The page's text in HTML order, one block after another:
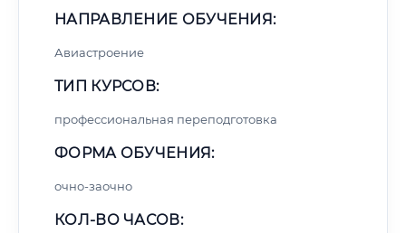
НАПРАВЛЕНИЕ ОБУЧЕНИЯ:
Авиастроение
ТИП КУРСОВ:
профессиональная переподготовка
ФОРМА ОБУЧЕНИЯ:
очно-заочно
КОЛ-ВО ЧАСОВ: